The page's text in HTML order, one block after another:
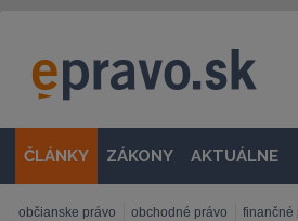
ČLÁNKY ZÁKONY AKTUÁLNE
občianske právo obchodné právo finančné